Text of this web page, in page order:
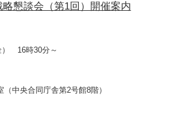
懇談会（第1回）開催案内
） 16時30分～
中央合同庁舎第2号館8階）